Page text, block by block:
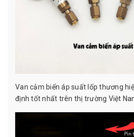
Van cảm biến áp suất lốp thương
định tốt nhất trên thị trường Việt